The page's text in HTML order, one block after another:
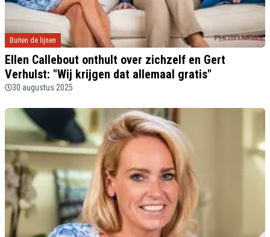
Buiten de lijnen
Ellen Callebout onthult over zichzelf en Gert
Verhulst: "Wij krijgen dat allemaal gratis"
30 augustus 2025